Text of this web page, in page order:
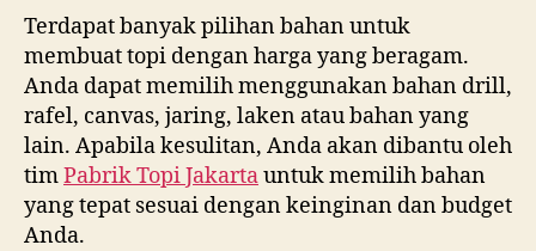
Terdapat banyak pilihan bahan untuk
membuat topi dengan harga yang beragam.
Anda dapat memilih menggunakan bahan drill,
rafel, canvas, jaring, laken atau bahan yang
lain. Apabila kesulitan, Anda akan dibantu oleh
timPabrik Topi Jakartauntuk memilih bahan
yang tepat sesuai dengan keinginan dan budget
Anda.